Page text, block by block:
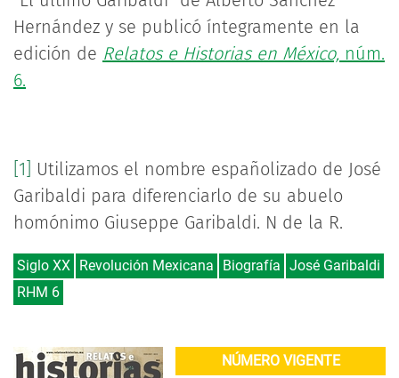
Hernández y se publicó íntegramente en la
edición de Relatos e Historias en México, núm.
6.
[1] Utilizamos el nombre españolizado de José
Garibaldi para diferenciarlo de su abuelo
homónimo Giuseppe Garibaldi. N de la R.
Siglo XX Revolución Mexicana Biografía José Garibaldi
RHM 6
NÚMERO VIGENTE